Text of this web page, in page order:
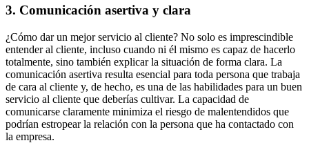
3. Comunicación asertiva y clara
¿Cómo dar un mejor servicio al cliente? No solo es imprescindible
entender al cliente, incluso cuando ni él mismo es capaz de hacerlo
totalmente, sino también explicar la situación de forma clara. La
comunicación asertiva resulta esencial para toda persona que trabaja
de cara al cliente y, de hecho, es una de las habilidades para un buen
servicio al cliente que deberías cultivar. La capacidad de
comunicarse claramente minimiza el riesgo de malentendidos que
podrían estropear la relación con la persona que ha contactado con
la empresa.